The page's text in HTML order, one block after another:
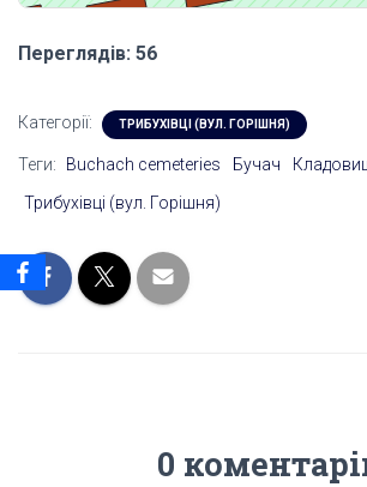
Переглядів: 56
Категорії: ТРИБУХІВЦІ (ВУЛ. ГОРІШНЯ)
Теги: Buchach cemeteries Бучач
Трибухівці (вул. Горішня)
0